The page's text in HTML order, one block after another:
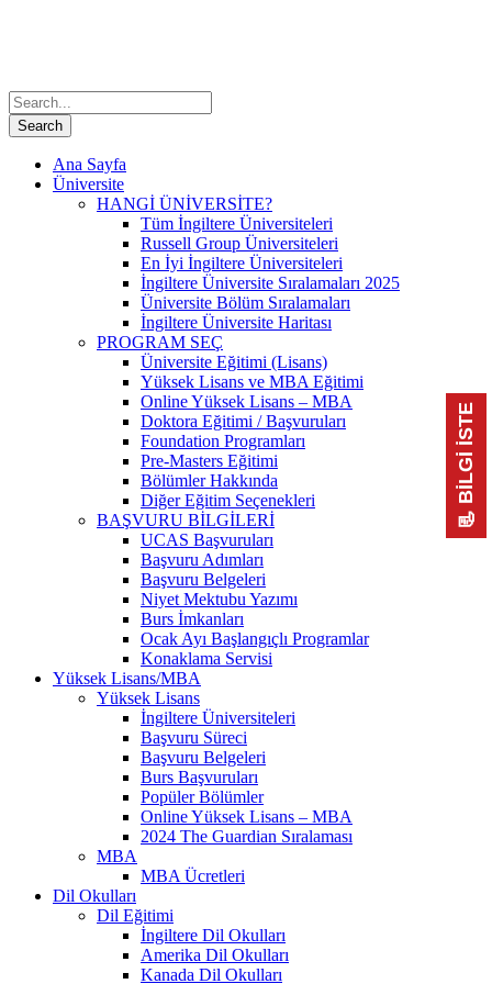
Ana Sayfa
Üniversite
HANGİ ÜNİVERSİTE?
Tüm İngiltere Üniversiteleri
Russell Group Üniversiteleri
En İyi İngiltere Üniversiteleri
İngiltere Üniversite Sıralamaları 2025
Üniversite Bölüm Sıralamaları
İngiltere Üniversite Haritası
PROGRAM SEÇ
Üniversite Eğitimi (Lisans)
Yüksek Lisans ve MBA Eğitimi
Online Yüksek Lisans – MBA
Doktora Eğitimi / Başvuruları
Foundation Programları
Pre-Masters Eğitimi
Bölümler Hakkında
Diğer Eğitim Seçenekleri
BAŞVURU BİLGİLERİ
UCAS Başvuruları
Başvuru Adımları
Başvuru Belgeleri
Niyet Mektubu Yazımı
Burs İmkanları
Ocak Ayı Başlangıçlı Programlar
Konaklama Servisi
Yüksek Lisans/MBA
Yüksek Lisans
İngiltere Üniversiteleri
Başvuru Süreci
Başvuru Belgeleri
Burs Başvuruları
Popüler Bölümler
Online Yüksek Lisans – MBA
2024 The Guardian Sıralaması
MBA
MBA Ücretleri
Dil Okulları
Dil Eğitimi
İngiltere Dil Okulları
Amerika Dil Okulları
Kanada Dil Okulları
📃 BİLGİ İSTE